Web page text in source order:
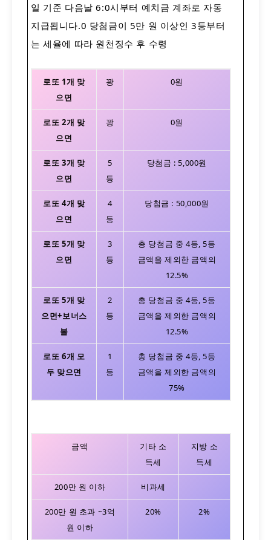
일 기준 다음날 06:00시부터 예치금 계좌로 자
동 지급됩니다. 당첨금이 5만 원 이상인 3등부
터는 세율에 따라 원천징수 후 수령
로또 1개 맞
으면
꽝 0원
로또2개 맞
으면
꽝 0원
로또3개 맞
으면
5
등
당첨금 : 5,000원
로또4개 맞
으면
4
등
당첨금 : 50,000원
로또5개 맞
으면
3
등
총 당첨금 중 4등, 5등
금액을 제외한 금액의
12.5%
로또5개 맞
으면+보너스
볼
2
등
총 당첨금 중 4등, 5등
금액을 제외한 금액의
12.5%
로또6개 모
두 맞으면
1
등
총 당첨금 중 4등, 5등
금액을 제외한 금액의
75%
금액
기타 소
득세
지방 소
득세
200만 원 이하 비과세
200만 원 초과 ~3억
원 이하
20% 2%